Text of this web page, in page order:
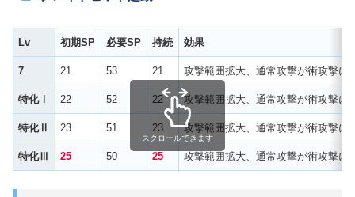
Lv 初期SP 必要SP 持続 効果
7 21 53 21 攻撃範囲拡大、通常攻撃が術攻撃に
特化Ⅰ 22 52 22 攻撃範囲拡大、通常攻撃が術攻撃に
特化Ⅱ 23 51 23 攻撃範囲拡大、通常攻撃が術攻撃に
特化Ⅲ 25 50 25 攻撃範囲拡大、通常攻撃が術攻撃に
スクロールできます